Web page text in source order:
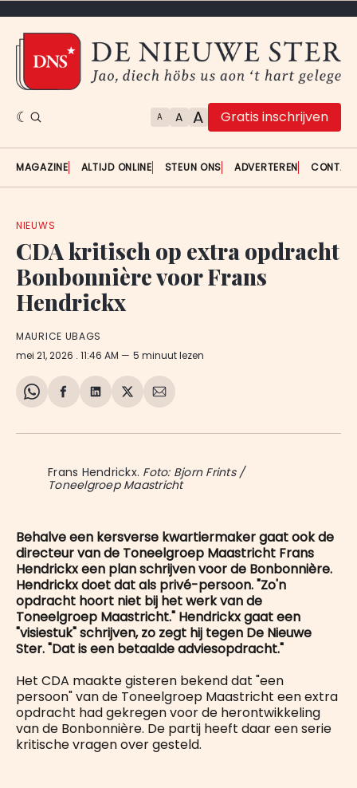
A A A Gratis inschrijven
MAGAZINE ALTIJD ONLINE STEUN ONS ADVERTEREN
NIEUWS
CDA kritisch op extra opdracht
Bonbonnière voor Frans
Hendrickx
MAURICE UBAGS
mei 21, 2026 . 11:46 AM 5 minuut lezen
Share
WhatsApp
Delen
Facebook
Delen
LinkedIn
Share
X
Deel
E-
Frans Hendrickx. Foto: Bjorn Frints /
Toneelgroep Maastricht
Behalve een kersverse kwartiermaker gaat ook de
directeur van de Toneelgroep Maastricht Frans
Hendrickx een plan schrijven voor de Bonbonnière.
Hendrickx doet dat als privé-persoon. "Zo'n
opdracht hoort niet bij het werk van de
Toneelgroep Maastricht." Hendrickx gaat een
"visiestuk" schrijven, zo zegt hij tegen De Nieuwe
Ster. "Dat is een betaalde adviesopdracht."
Het CDA maakte gisteren bekend dat "een
persoon" van de Toneelgroep Maastricht een extra
opdracht had gekregen voor de herontwikkeling
van de Bonbonnière. De partij heeft daar een serie
kritische vragen over gesteld.